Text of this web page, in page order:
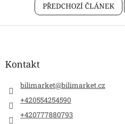
PŘEDCHOZÍ ČLÁNEK
Z
Kontakt
bilimarket@bilimarket.cz
+420554254590
+420777880793